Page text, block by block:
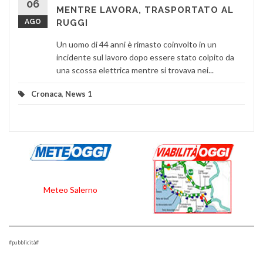
06
AGO
MENTRE LAVORA, TRASPORTATO AL
RUGGI
Un uomo di 44 anni è rimasto coinvolto in un
incidente sul lavoro dopo essere stato colpito da
una scossa elettrica mentre si trovava nei...
Cronaca, News 1
Meteo Salerno
#pubblicità#